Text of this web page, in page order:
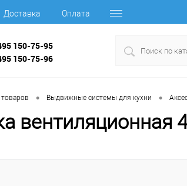
Доставка Оплата
150-75-95
150-75-96
товаров • Выдвижные системы для кухни •
вентиляционная